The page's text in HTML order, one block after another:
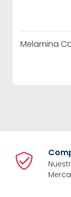
Melamina